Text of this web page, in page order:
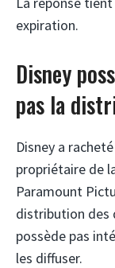
expiration.
Disney
pas la
Disney a
propriétaire de
Paramount
distribution des
possède pas
les diffuser.